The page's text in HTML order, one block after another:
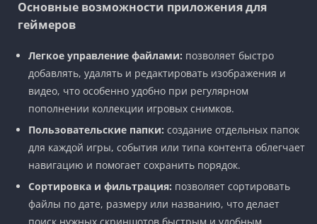
Основные возможности приложения для
геймеров
Легкое управление файлами: позволяет быстро
добавлять, удалять и редактировать изображения и
видео, что особенно удобно при регулярном
пополнении коллекции игровых снимков.
Пользовательские папки: создание отдельных папок
для каждой игры, события или типа контента облегчает
навигацию и помогает сохранить порядок.
Сортировка и фильтрация: позволяет сортировать
файлы по дате, размеру или названию, что делает
поиск нужных скриншотов быстрым и удобным.